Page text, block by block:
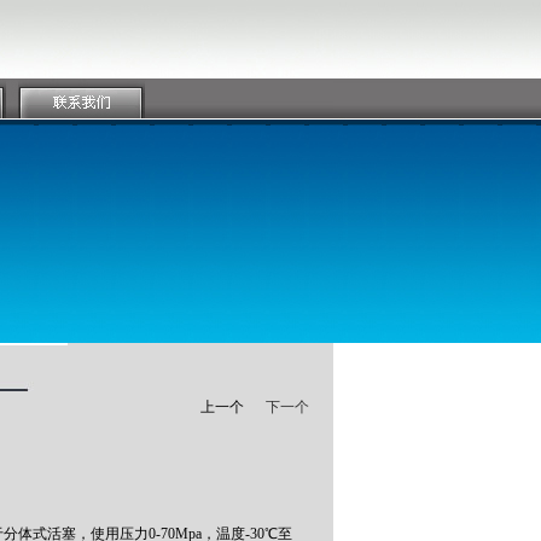
上一个 下一个
体式活塞，使用压力0-70Mpa，温度-30℃至